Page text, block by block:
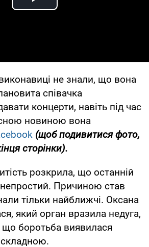
Play Video
не знали, що вона
співачка
концерти, навіть під час
новиною вона
(щоб подивитися фото,
сторінки).
розкрила, що останній
непростий. Причиною став
тільки найближчі. Оксана
який орган вразила недуга,
що боротьба виявилася
складною.